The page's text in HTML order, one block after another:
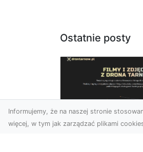
Ostatnie posty
Informujemy, że na naszej stronie
więcej, w tym jak zarządzać plikami